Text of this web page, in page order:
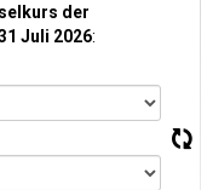
der
Juli 2026: